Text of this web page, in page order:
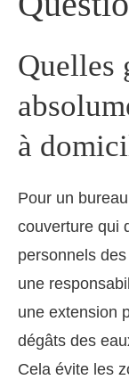
Quelles
à
Pour un
couverture qui
personnels
une
une extension
dégâts des
Cela évite les